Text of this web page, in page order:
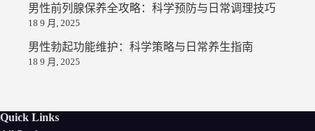
男性前列腺保养全攻略：科学预防与日常调理技巧
18 9 月, 2025
男性勃起功能维护：科学策略与日常养生指南
18 9 月, 2025
Quick Links